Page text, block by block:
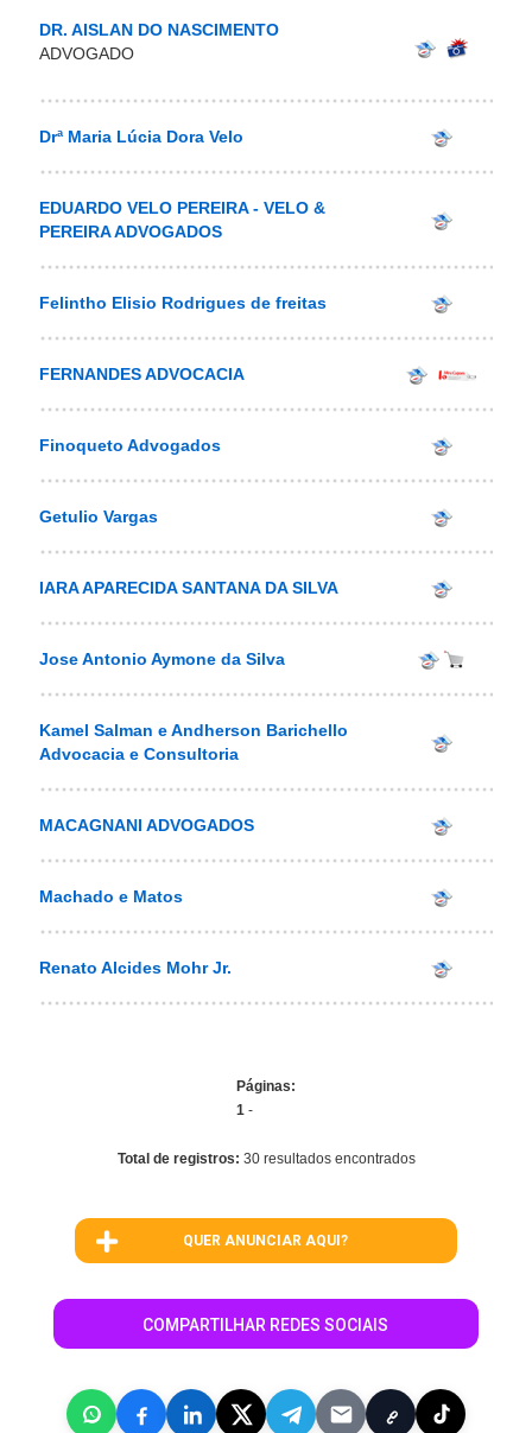
DR. AISLAN DO NASCIMENTO
ADVOGADO
Drª Maria Lúcia Dora Velo
EDUARDO VELO PEREIRA - VELO &
PEREIRA ADVOGADOS
Felintho Elisio Rodrigues de freitas
FERNANDES ADVOCACIA
Finoqueto Advogados
Getulio Vargas
IARA APARECIDA SANTANA DA SILVA
Jose Antonio Aymone da Silva
Kamel Salman e Andherson Barichello
Advocacia e Consultoria
MACAGNANI ADVOGADOS
Machado e Matos
Renato Alcides Mohr Jr.
Páginas:
1 -
Total de registros: 30 resultados encontrados
QUER ANUNCIAR AQUI?
COMPARTILHAR REDES SOCIAIS